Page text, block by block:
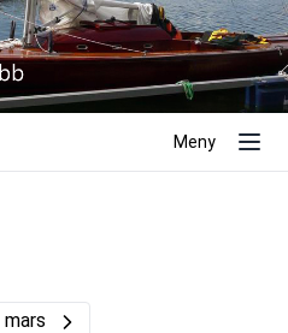
Meny
mars